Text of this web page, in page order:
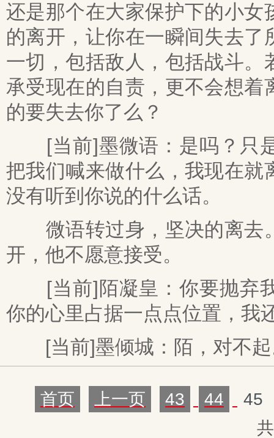
还是那个在大家保护下的小
的离开，让你在一瞬间失去
一切，包括敌人，包括战斗
承受现在的自责，更不会想
的要失去你了么？
[当前]墨微语：是吗？只是
把我们喊来做什么，我现在
没有听到你说的什么话。
微语转过身，坚决的离去
开，他不愿意接受。
[当前]陌凝皇：你要抛弃我
你的心里占据一点点位置，我
[当前]墨倾城：陌，对不起
首页 上一页 43 44
45